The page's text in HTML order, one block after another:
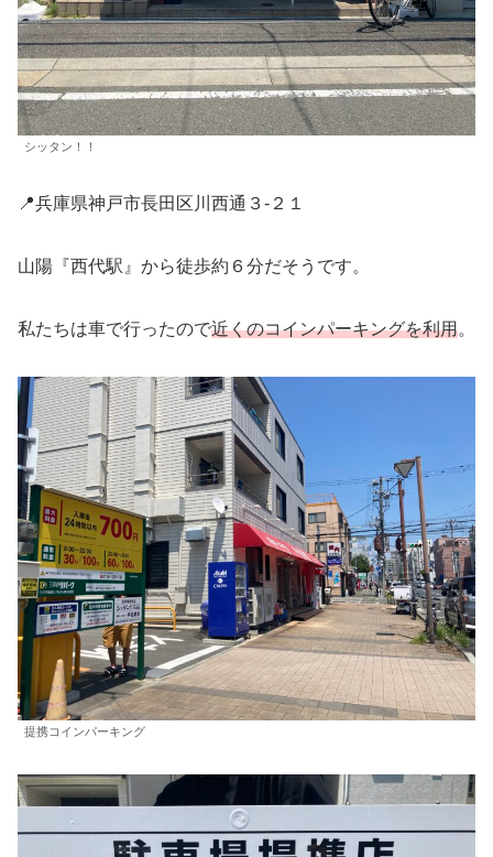
シッタン！！
📍兵庫県神戸市長田区川西通３-２１
山陽『西代駅』から徒歩約６分だそうです。
私たちは車で行ったので近くのコインパーキングを利用。
提携コインパーキング